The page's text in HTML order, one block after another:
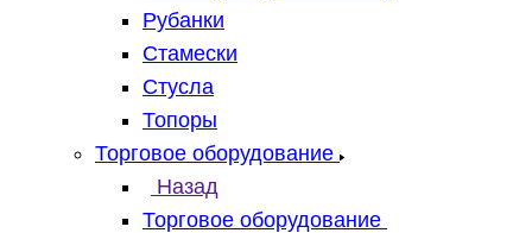
Рубанки
Стамески
Стусла
Топоры
Торговое оборудование
Назад
Торговое оборудование